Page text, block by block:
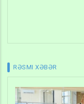
RƏSMI XƏBƏR